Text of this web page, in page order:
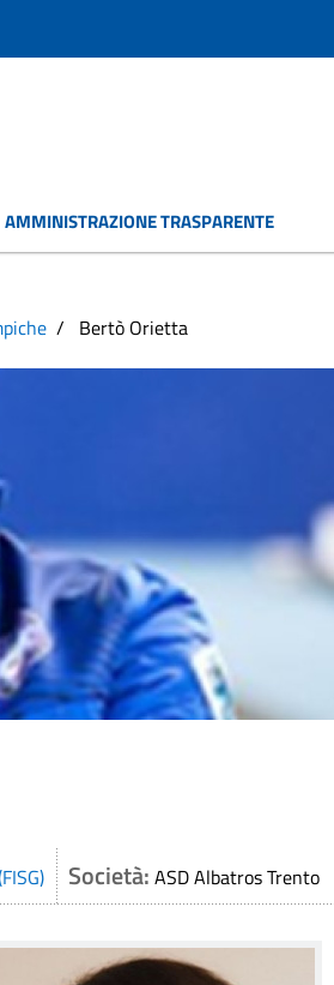
AMMINISTRAZIONE TRASPARENTE
Bertò Orietta
Società: ASD Albatros Trento